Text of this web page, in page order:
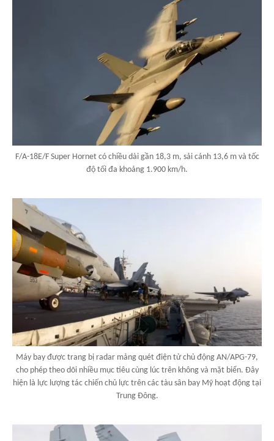
F/A-18E/F Super Hornet có chiều dài gần 18,3 m, sải cánh 13,6 m và tốc
độ tối đa khoảng 1.900 km/h.
Máy bay được trang bị radar mảng quét điện tử chủ động AN/APG-79,
cho phép theo dõi nhiều mục tiêu cùng lúc trên không và mặt biển. Đây
hiện là lực lượng tác chiến chủ lực trên các tàu sân bay Mỹ hoạt động tại
Trung Đông.